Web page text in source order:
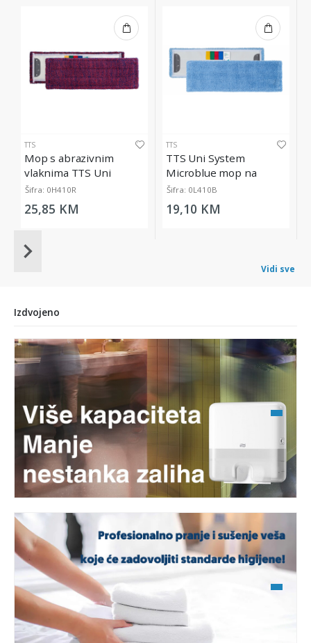
TTS
Mop s abrazivnim
vlaknima TTS Uni
System Ultrasafe, 40 cm
Šifra: 0H410R
25,85 KM
TTS
TTS Uni System
Microblue mop na
kopčanje, 40 cm
Šifra: 0L410B
19,10 KM
Item
Vidi sve
Izdvojeno